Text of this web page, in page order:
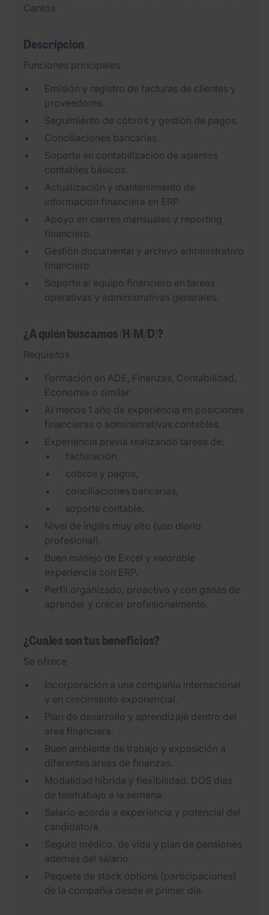
Cantos
Descripción
Funciones principales
Emisión y registro de facturas de clientes y
proveedores.
Seguimiento de cobros y gestión de pagos.
Conciliaciones bancarias.
Soporte en contabilización de asientos
contables básicos.
Actualización y mantenimiento de
información financiera en ERP.
Apoyo en cierres mensuales y reporting
financiero.
Gestión documental y archivo administrativo
financiero.
Soporte al equipo financiero en tareas
operativas y administrativas generales.
¿A quién buscamos (H/M/D)?
Requisitos
Formación en ADE, Finanzas, Contabilidad,
Economía o similar.
Al menos 1 año de experiencia en posiciones
financieras o administrativas contables.
Experiencia previa realizando tareas de:
facturación,
cobros y pagos,
conciliaciones bancarias,
soporte contable.
Nivel de inglés muy alto (uso diario
profesional).
Buen manejo de Excel y valorable
experiencia con ERP.
Perfil organizado, proactivo y con ganas de
aprender y crecer profesionalmente.
¿Cuáles son tus beneficios?
Se ofrece
Incorporación a una compañía internacional
y en crecimiento exponencial.
Plan de desarrollo y aprendizaje dentro del
área financiera.
Buen ambiente de trabajo y exposición a
diferentes áreas de finanzas.
Modalidad híbrida y flexibilidad. DOS días
de teletrabajo a la semana.
Salario acorde a experiencia y potencial del
candidato/a.
Seguro médico, de vida y plan de pensiones
además del salario.
Paquete de stock options (participaciones)
de la compañía desde el primer día.